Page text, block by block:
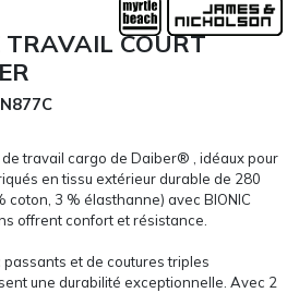
COURT
travail cargo de Daiber® , idéaux pour
en tissu extérieur durable de 280
coton, 3 % élasthanne) avec BIONIC
offrent confort et résistance.
et de coutures triples
une durabilité exceptionnelle. Avec 2